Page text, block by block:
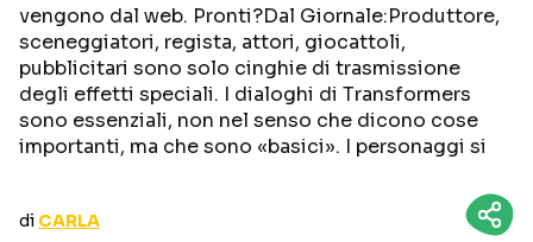
NOTIZIE
CURIOSITÀ
RECENSIONI
TRAILER
BOX OFFICE
vengono dal web. Pronti?Dal Giornale:Produttore,
sceneggiatori, regista, attori, giocattoli,
pubblicitari sono solo cinghie di trasmissione
degli effetti speciali. I dialoghi di Transformers
sono essenziali, non nel senso che dicono cose
importanti, ma che sono «basici». I personaggi si
di CARLA